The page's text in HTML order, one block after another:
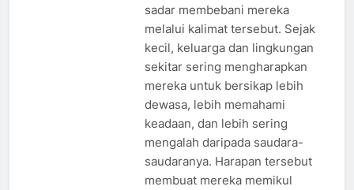
sadar membebani mereka
melalui kalimat tersebut. Sejak
kecil, keluarga dan lingkungan
sekitar sering mengharapkan
mereka untuk bersikap lebih
dewasa, lebih memahami
keadaan, dan lebih sering
mengalah daripada saudara-
saudaranya. Harapan tersebut
membuat mereka memikul